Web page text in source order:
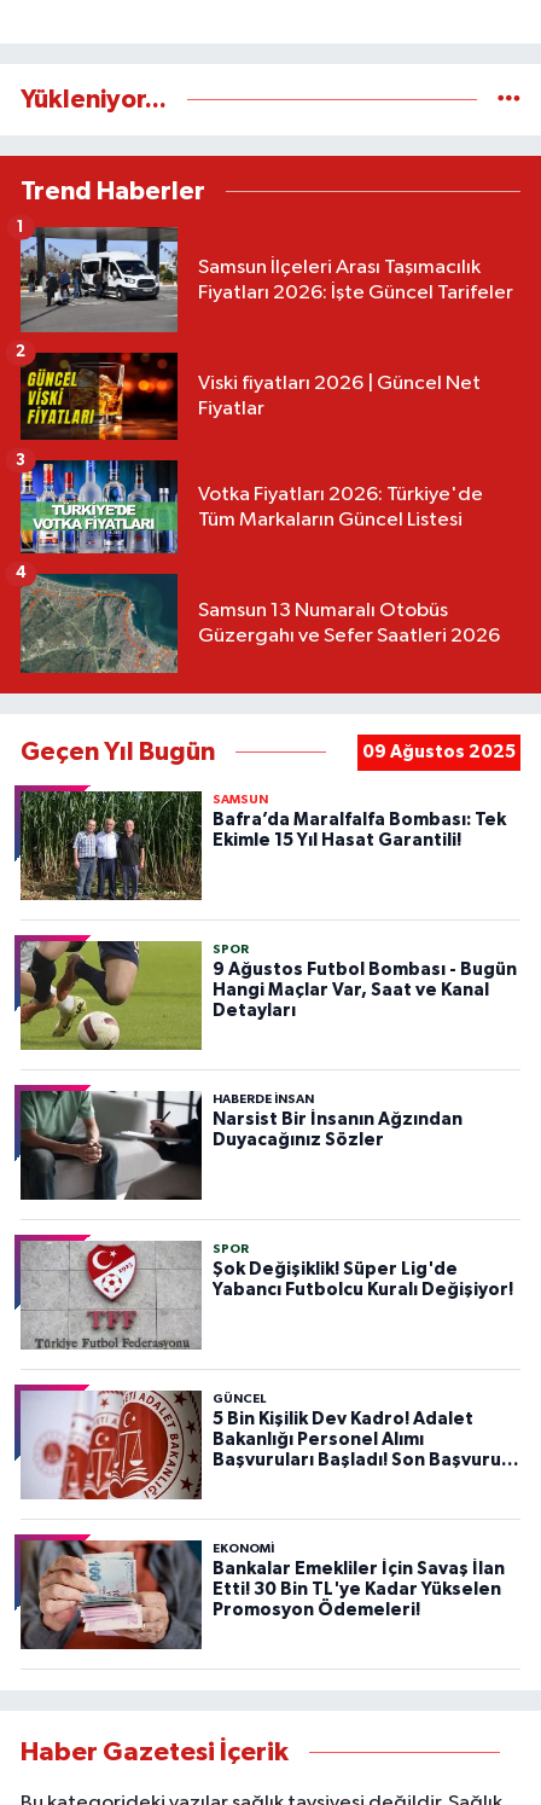
Yükleniyor...
Trend Haberler
Samsun İlçeleri Arası Taşımacılık
Fiyatları 2026: İşte Güncel Tarifeler
1
Viski fiyatları 2026 | Güncel Net
Fiyatlar
2
Votka Fiyatları 2026: Türkiye'de
Tüm Markaların Güncel Listesi
3
Samsun 13 Numaralı Otobüs
Güzergahı ve Sefer Saatleri 2026
4
Geçen Yıl Bugün 09 Ağustos 2025
SAMSUN
Bafra’da Maralfalfa Bombası: Tek
Ekimle 15 Yıl Hasat Garantili!
SPOR
9 Ağustos Futbol Bombası - Bugün
Hangi Maçlar Var, Saat ve Kanal
Detayları
HABERDE INSAN
Narsist Bir İnsanın Ağzından
Duyacağınız Sözler
SPOR
Şok Değişiklik! Süper Lig'de
Yabancı Futbolcu Kuralı Değişiyor!
GÜNCEL
5 Bin Kişilik Dev Kadro! Adalet
Bakanlığı Personel Alımı
Başvuruları Başladı! Son Başvuru
EKONOMİ
Bankalar Emekliler İçin Savaş İlan
Etti! 30 Bin TL'ye Kadar Yükselen
Promosyon Ödemeleri!
Haber Gazetesi İçerik